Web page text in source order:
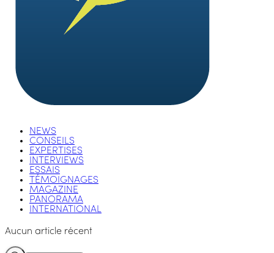
NEWS
CONSEILS
EXPERTISES
INTERVIEWS
ESSAIS
TÉMOIGNAGES
MAGAZINE
PANORAMA
INTERNATIONAL
Aucun article récent